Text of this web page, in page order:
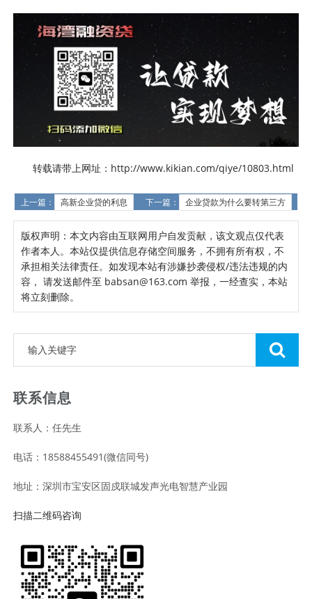
转载请带上网址：http://www.kikian.com/qiye/10803.html
上一篇： 高新企业贷的利息 下一篇： 企业贷款为什么要转第三方
版权声明：本文内容由互联网用户自发贡献，该文观点仅代表
作者本人。本站仅提供信息存储空间服务，不拥有所有权，不
承担相关法律责任。如发现本站有涉嫌抄袭侵权/违法违规的内
容， 请发送邮件至 babsan@163.com 举报，一经查实，本站
将立刻删除。
联系信息
联系人：任先生
电话：18588455491(微信同号)
地址：深圳市宝安区固戍联城发声光电智慧产业园
扫描二维码咨询